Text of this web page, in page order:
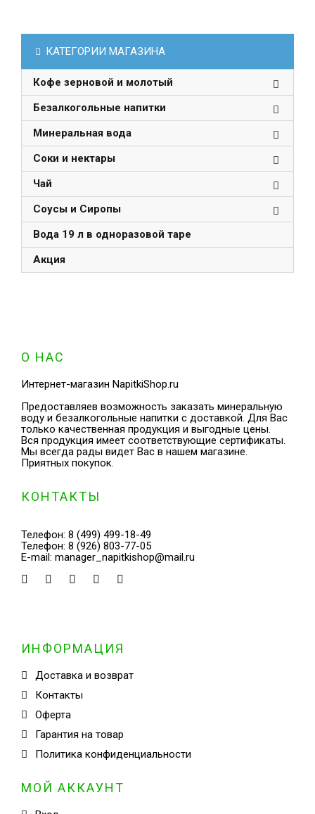
КАТЕГОРИИ МАГАЗИНА
Кофе зерновой и молотый
Безалкогольные напитки
Минеральная вода
Соки и нектары
Чай
Соусы и Сиропы
Вода 19 л в одноразовой таре
Акция
О НАС
Интернет-магазин NapitkiShop.ru
Предоставляев возможность заказать минеральную
воду и безалкогольные напитки с доставкой. Для Вас
только качественная продукция и выгодные цены.
Вся продукция имеет соответствующие сертификаты.
Мы всегда рады видет Вас в нашем магазине.
Приятных покупок.
КОНТАКТЫ
Телефон: 8 (499) 499-18-49
Телефон: 8 (926) 803-77-05
E-mail: manager_napitkishop@mail.ru
ИНФОРМАЦИЯ
Доставка и возврат
Контакты
Оферта
Гарантия на товар
Политика конфиденциальности
МОЙ АККАУНТ